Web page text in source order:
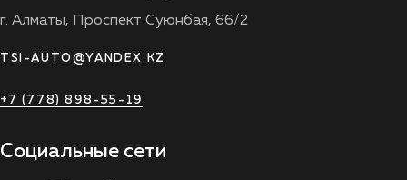
г. Алматы, Проспект Суюнбая, 66/2
TSI-AUTO@YANDEX.KZ
+7 (778) 898-55-19
Социальные сети